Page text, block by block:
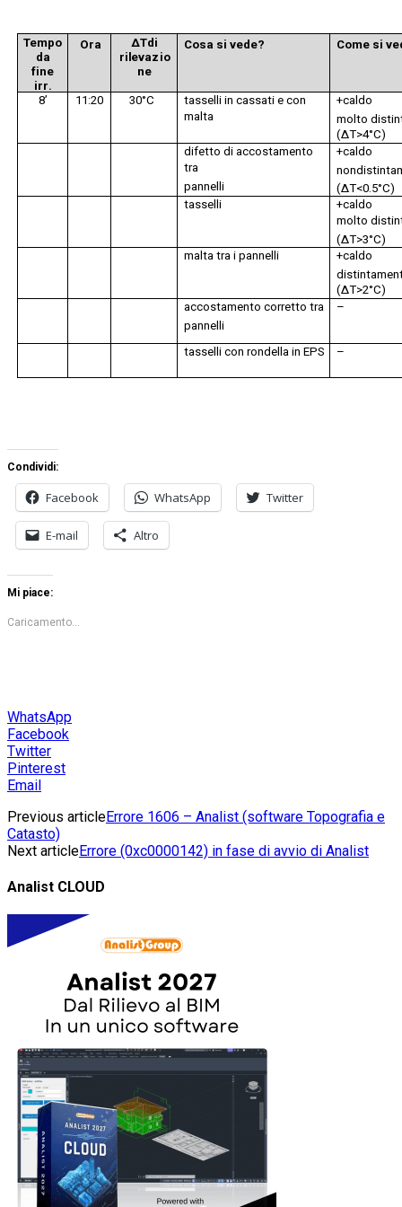
Tempo
da
fine
irr.
Ora ΔTdi
rilevaz io
ne
Cosa si vede? Come si ve
8’ 11 :20 30°C tasselli incassati e con
ma lta
+ca do
molto distin
(ΔT>4°C)
difetto diaccostamento
tra
pannelli
+ca do
nondistinta
(ΔT<0. 5°C)
tasselli +ca do
molto distin
(ΔT>3°C)
mal ta tra ipanne lli +ca do
distintamen
(ΔT>2°C)
accostamento correttotra
pannelli
–
tasselli con ronde lla inEPS –
Condividi:
Facebook WhatsApp Twitter
E-mail Altro
Mi piace:
Caricamento...
WhatsApp
Facebook
Twitter
Pinterest
Email
Previous articleErrore 1606 – Analist (software Topografia e
Catasto)
Next articleErrore (0xc0000142) in fase di avvio di Analist
Analist CLOUD